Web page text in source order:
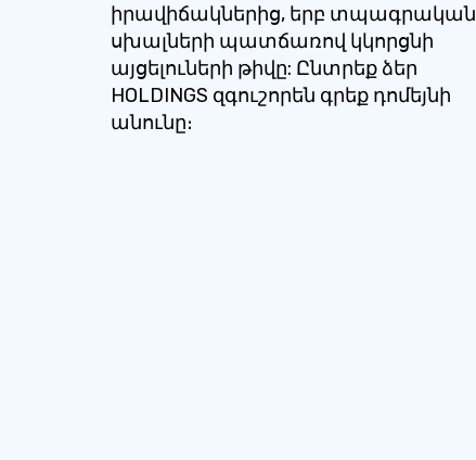
իրավիճակներից, երբ տպագրական
սխալների պատճառով կկորցնի
այցելուների թիվը: Ընտրեք ձեր
HOLDINGS զգուշորեն գրեք դոմեյնի
անունը։